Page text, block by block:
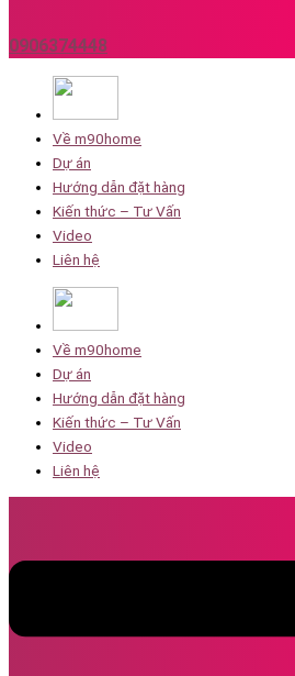
0906374448
Về m90home
Dự án
Hướng dẫn đặt hàng
Kiến thức – Tư Vấn
Video
Liên hệ
Về m90home
Dự án
Hướng dẫn đặt hàng
Kiến thức – Tư Vấn
Video
Liên hệ